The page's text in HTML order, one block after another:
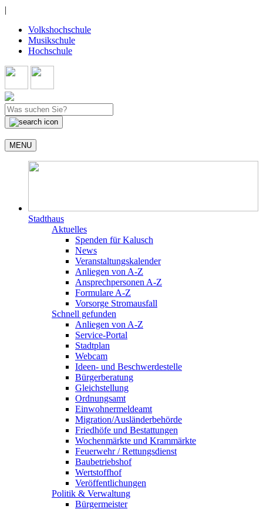
|
Volkshochschule
Musikschule
Hochschule
MENU
Stadthaus
Aktuelles
Spenden für Kalusch
News
Veranstaltungskalender
Anliegen von A-Z
Ansprechpersonen A-Z
Formulare A-Z
Vorsorge Stromausfall
Schnell gefunden
Anliegen von A-Z
Service-Portal
Stadtplan
Webcam
Ideen- und Beschwerdestelle
Bürgerberatung
Gleichstellung
Ordnungsamt
Einwohnermeldeamt
Migration/Ausländerbehörde
Friedhöfe und Bestattungen
Wochenmärkte und Krammärkte
Feuerwehr / Rettungsdienst
Baubetriebshof
Wertstoffhof
Veröffentlichungen
Politik & Verwaltung
Bürgermeister